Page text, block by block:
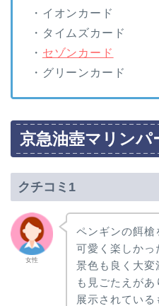
・イオンカード
・タイムズカード
・ セゾンカード
・グリーンカード
京急油壺マリンパ
クチコミ1
女性
ペンギンの餌槍
可愛く楽しかっ
景色も良く大変
も見ごたえがあ
展示されている